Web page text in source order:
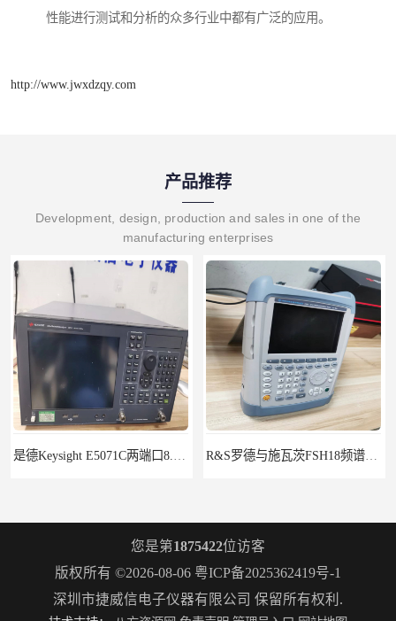
性能进行测试和分析的众多行业中都有广泛的应用。
http://www.jwxdzqy.com
产品推荐
Development, design, production and sales in one of the
manufacturing enterprises
是德Keysight E5071C两端口8.5G租赁 R&S罗德与施瓦茨FSH18频谱分析仪FSH20
您是第1875422位访客
版权所有 ©2026-08-06 粤ICP备2025362419号-1
深圳市捷威信电子仪器有限公司 保留所有权利.